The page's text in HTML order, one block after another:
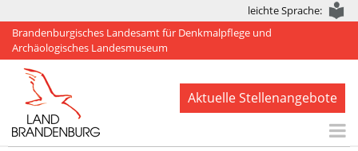
leichte Sprache:
Brandenburgisches Landesamt für Denkmalpflege und
Archäologisches Landesmuseum
Aktuelle Stellenangebote